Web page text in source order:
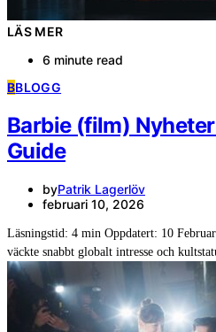
LÄS MER
6 minute read
BBLOGG
Barbie (film)
Guide
byPatrik Lagerlöv
februari 10, 2026
Läsningstid: 4 min Oppdatert: 10
väckte snabbt globalt intresse och